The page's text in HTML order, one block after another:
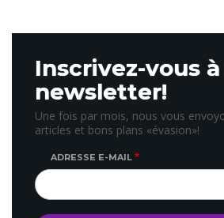
Inscrivez-vous
newsletter!
Une fois par mois, nous vous
articles et bons plans «évasion»!
ADRESSE E-MAIL